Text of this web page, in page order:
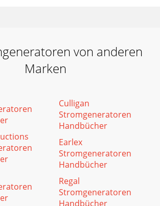
von anderen
Marken
Culligan
Stromgeneratoren
Handbücher
Earlex
Stromgeneratoren
Handbücher
Regal
Stromgeneratoren
Handbücher